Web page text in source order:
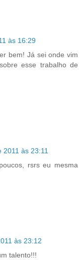
às 16:29
bem! Já sei onde vim
esse trabalho de
2011 às 23:11
rsrs eu mesma
às 23:12
talento!!!